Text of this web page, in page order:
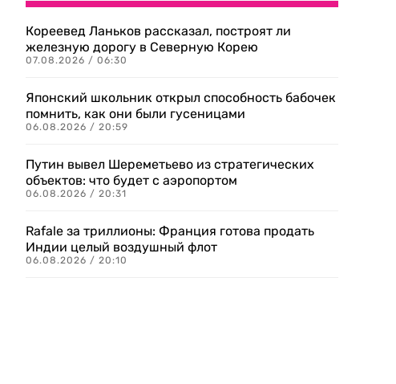
Кореевед Ланьков рассказал, построят ли
железную дорогу в Северную Корею
07.08.2026 / 06:30
Японский школьник открыл способность бабочек
помнить, как они были гусеницами
06.08.2026 / 20:59
Путин вывел Шереметьево из стратегических
объектов: что будет с аэропортом
06.08.2026 / 20:31
Rafale за триллионы: Франция готова продать
Индии целый воздушный флот
06.08.2026 / 20:10